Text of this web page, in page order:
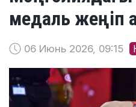
медаль жеңіп
06 Июнь 2026, 09:15